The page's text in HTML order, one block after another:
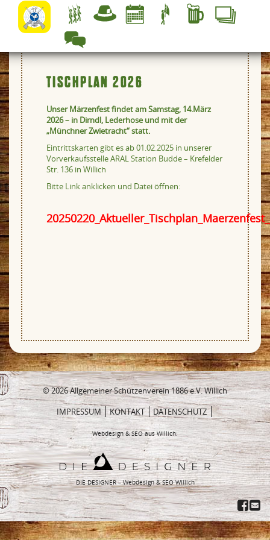
TISCHPLAN 2026
Unser Märzenfest findet amSamstag, 14.März
2026 – in Dirndl, Lederhose und mit der
„Münchner Zwietracht“ statt.
Eintrittskarten gibt es ab 01.02.2025 in unserer
Vorverkaufsstelle ARAL Station Budde – Krefelder
Str. 136 in Willich
Bitte Link anklicken und Datei öffnen:
© 2026 Allgemeiner Schützenverein 1886 e.V. Willich
IMPRESSUM
KONTAKT DATENSCHUTZ
Webdesign & SEO aus Willich:
DIE DESIGNER – Webdesign & SEO Willich